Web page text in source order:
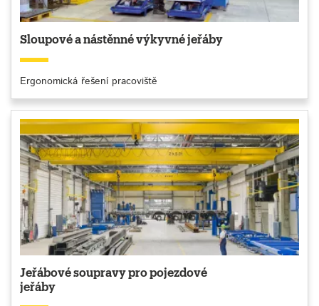
Sloupové a nástěnné výkyvné jeřáby
Ergonomická řešení pracoviště
Jeřábové soupravy pro pojezdové
jeřáby